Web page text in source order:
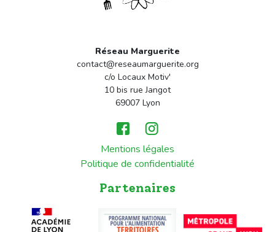
Réseau Marguerite
contact@reseaumarguerite.org
c/o Locaux Motiv'
10 bis rue Jangot
69007 Lyon
Mentions légales
Politique de confidentialité
Partenaires